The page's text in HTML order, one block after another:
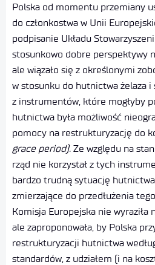
Polska od momentu przemiany
do członkostwa w Unii
podpisanie Układu
stosunkowo dobre perspektywy
ale wiązało się z określonymi
w stosunku do hutnictwa żelaza i
z instrumentów, które mogłyby
hutnictwa była możliwość
pomocy na restrukturyzację do
grace period). Ze względu na
rząd nie korzystał z tych
bardzo trudną sytuację
zmierzające do przedłużenia
Komisja Europejska nie wyraziła
ale zaproponowała, by Polska
restrukturyzacji hutnictwa
standardów, z udziałem (i na